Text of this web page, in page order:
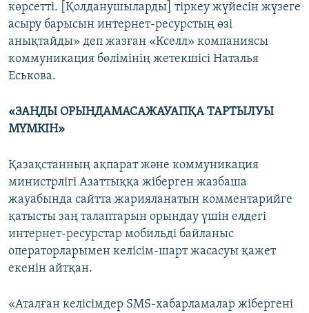
көрсетті. [Қолданушыларды] тіркеу жүйесін жүзеге
асыру барысын интернет-ресурстың өзі
анықтайды» деп жазған «Кселл» компаниясы
коммуникация бөлімінің жетекшісі Наталья
Еськова.
«ЗАҢДЫ ОРЫНДАМАСАЖАУАПҚА ТАРТЫЛУЫ
МҮМКІН»
Қазақстанның ақпарат және коммуникация
министрлігі Азаттыққа жіберген жазбаша
жауабында сайтта жарияланатын комментарийге
қатысты заң талаптарын орындау үшін елдегі
интернет-ресурстар мобильді байланыс
операторларымен келісім-шарт жасасуы қажет
екенін айтқан.
«Аталған келісімдер SMS-хабарламалар жібергені